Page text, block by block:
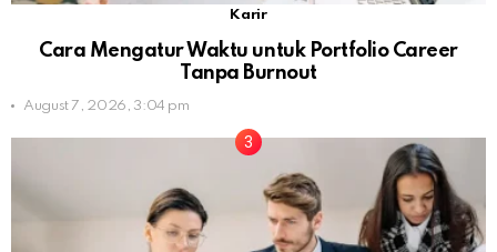
Karir
Cara Mengatur Waktu untuk Portfolio Career
Tanpa Burnout
August 7, 2026, 3:04 pm